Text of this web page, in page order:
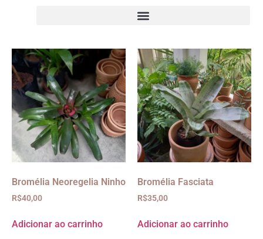
Bromélia Neoregelia Ninho
R$40,00
Adicionar ao carrinho
Bromélia Fasciata
R$35,00
Adicionar ao carrinho